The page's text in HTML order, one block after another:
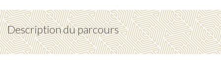
Description du parcours